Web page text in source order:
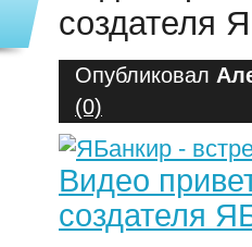
создателя
Опубликовал
(0)
Видео
создателя